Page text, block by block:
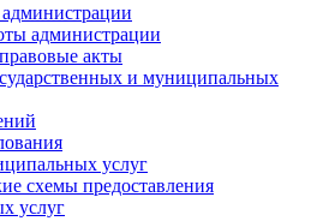
администрации
акты
и муниципальных
услуг
схемы предоставления
услуг